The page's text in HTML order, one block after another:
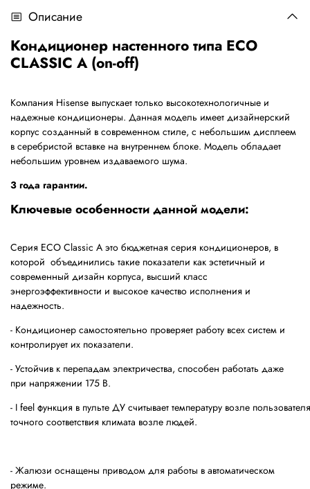
Описание
Кондиционер настенного типа ECO
CLASSIC A (on-off)
Компания Hisense выпускает только высокотехнологичные и
надежные кондиционеры. Данная модель имеет дизайнерский
корпус созданный в современном стиле, с небольшим дисплеем
в серебристой вставке на внутреннем блоке. Модель обладает
небольшим уровнем издаваемого шума.
3 года гарантии.
Ключевые особенности данной модели:
Серия ECO Classic A это бюджетная серия кондиционеров, в
которой объединились такие показатели как эстетичный и
современный дизайн корпуса, высший класс
энергоэффективности и высокое качество исполнения и
надежность.
- Кондиционер самостоятельно проверяет работу всех систем и
контролирует их показатели.
- Устойчив к перепадам электричества, способен работать даже
при напряжении 175 В.
- I feel функция в пульте ДУ считывает температуру возле
точного соответствия климата возле людей.
- Жалюзи оснащены приводом для работы в автоматическом
режиме.